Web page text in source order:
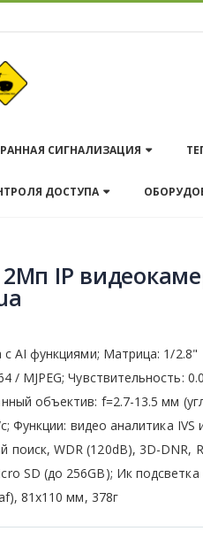
СИГНАЛИЗАЦИЯ
ДОСТУПА
2Мп IP
AI функциями; Матрица: 1/2.8"
/ MJPEG; Чувствительность:
объектив: f=2.7-13.5 мм
Функции: видео аналитика IVS
поиск, WDR (120dB), 3D-DNR,
SD (до 256GB); Ик подсветка
81х110 мм, 378г